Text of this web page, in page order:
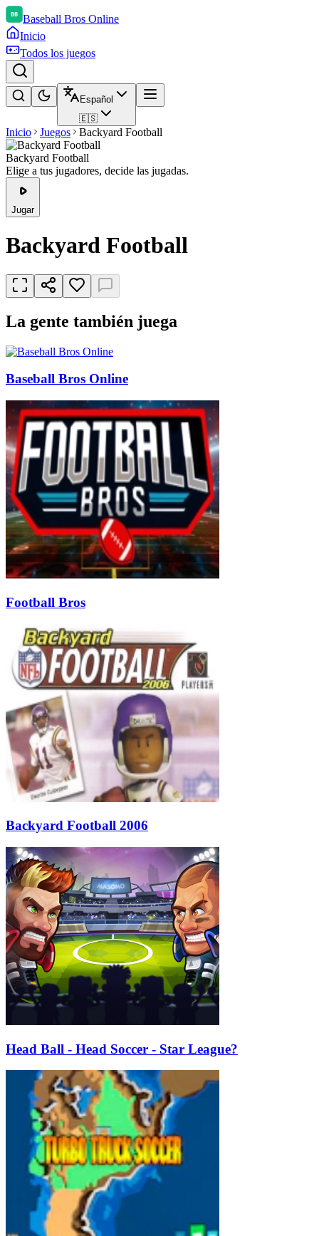
Baseball Bros Online
Inicio
Todos los juegos
Español
🇪🇸
Inicio Juegos Backyard Football
Backyard Football
Elige a tus jugadores, decide las jugadas.
Jugar
Backyard Football
La gente también juega
Baseball Bros Online
Football Bros
Backyard Football 2006
Head Ball - Head Soccer - Star League?